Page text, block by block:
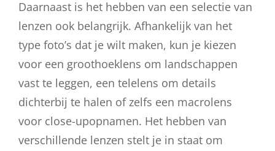
Daarnaast is het hebben van een selectie van
lenzen ook belangrijk. Afhankelijk van het
type foto’s dat je wilt maken, kun je kiezen
voor een groothoeklens om landschappen
vast te leggen, een telelens om details
dichterbij te halen of zelfs een macrolens
voor close-upopnamen. Het hebben van
verschillende lenzen stelt je in staat om